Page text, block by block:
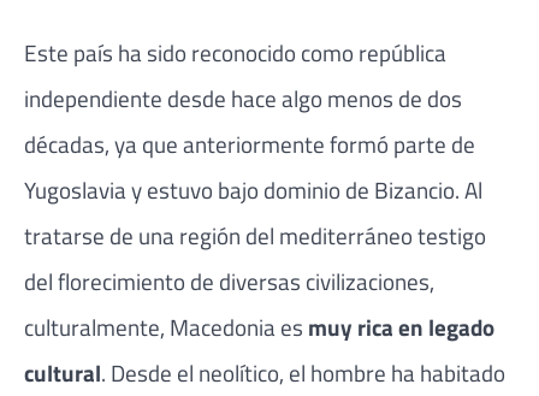
Este país ha sido reconocido como república
independiente desde hace algo menos de dos
décadas, ya que anteriormente formó parte de
Yugoslavia y estuvo bajo dominio de Bizancio. Al
tratarse de una región del mediterráneo testigo
del florecimiento de diversas civilizaciones,
culturalmente, Macedonia es muy rica en legado
cultural. Desde el neolítico, el hombre ha habitado